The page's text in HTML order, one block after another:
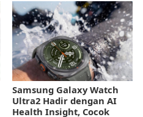
Samsung Galaxy Watch
Ultra2 Hadir dengan AI
Health Insight, Cocok